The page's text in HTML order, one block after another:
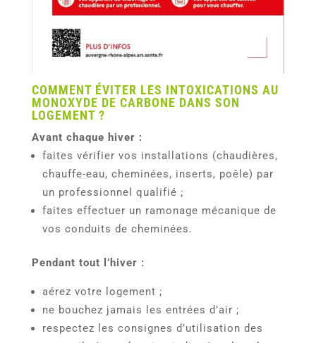
COMMENT ÉVITER LES INTOXICATIONS AU
MONOXYDE DE CARBONE DANS SON
LOGEMENT ?
Avant chaque hiver :
faites vérifier vos installations (chaudières,
chauffe-eau, cheminées, inserts, poêle) par
un professionnel qualifié ;
faites effectuer un ramonage mécanique de
vos conduits de cheminées.
Pendant tout l’hiver :
aérez votre logement ;
ne bouchez jamais les entrées d’air ;
respectez les consignes d’utilisation des